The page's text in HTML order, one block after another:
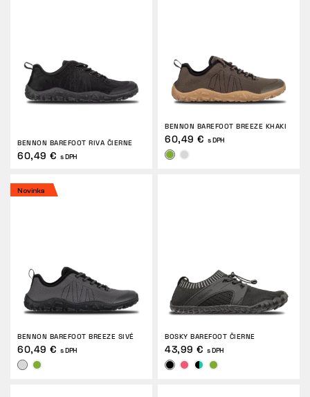
Oblečenie
ČLÁNKY
PREDAJŇA S BISTROM
KONTAKT
VRÁTENIE
BENNON BAREFOOT RIVA ČIERNE
60,49 € s DPH
BENNON BAREFOOT BREEZE KHAKI
60,49 € s DPH
Novinka
BENNON BAREFOOT BREEZE SIVÉ
60,49 € s DPH
BOSKY BAREFOOT ČIERNE
43,99 € s DPH